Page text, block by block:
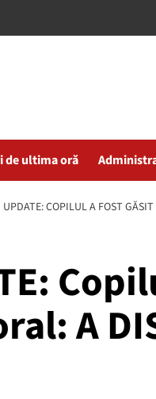
de ultima oră
UPDATE: COPILUL A FOST
A